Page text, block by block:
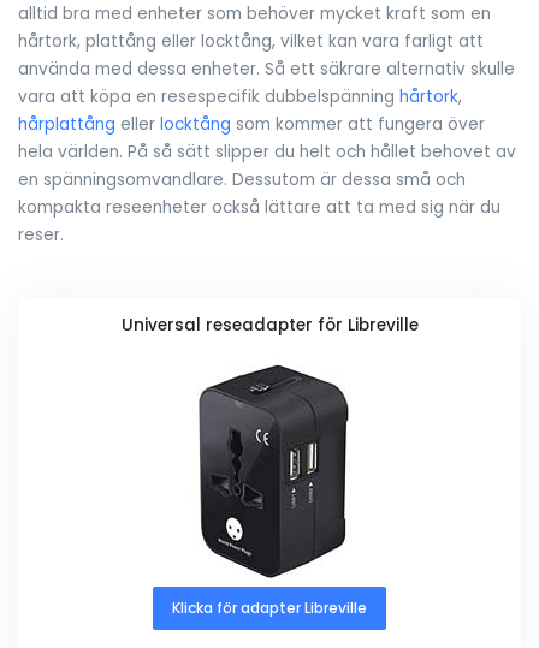
alltid bra med enheter som behöver mycket kraft som en
hårtork, plattång eller locktång, vilket kan vara farligt att
använda med dessa enheter. Så ett säkrare alternativ skulle
vara att köpa en resespecifik dubbelspänning hårtork,
hårplattång eller locktång som kommer att fungera över
hela världen. På så sätt slipper du helt och hållet behovet av
en spänningsomvandlare. Dessutom är dessa små och
kompakta reseenheter också lättare att ta med sig när du
reser.
Universal reseadapter för Libreville
Klicka för adapter Libreville